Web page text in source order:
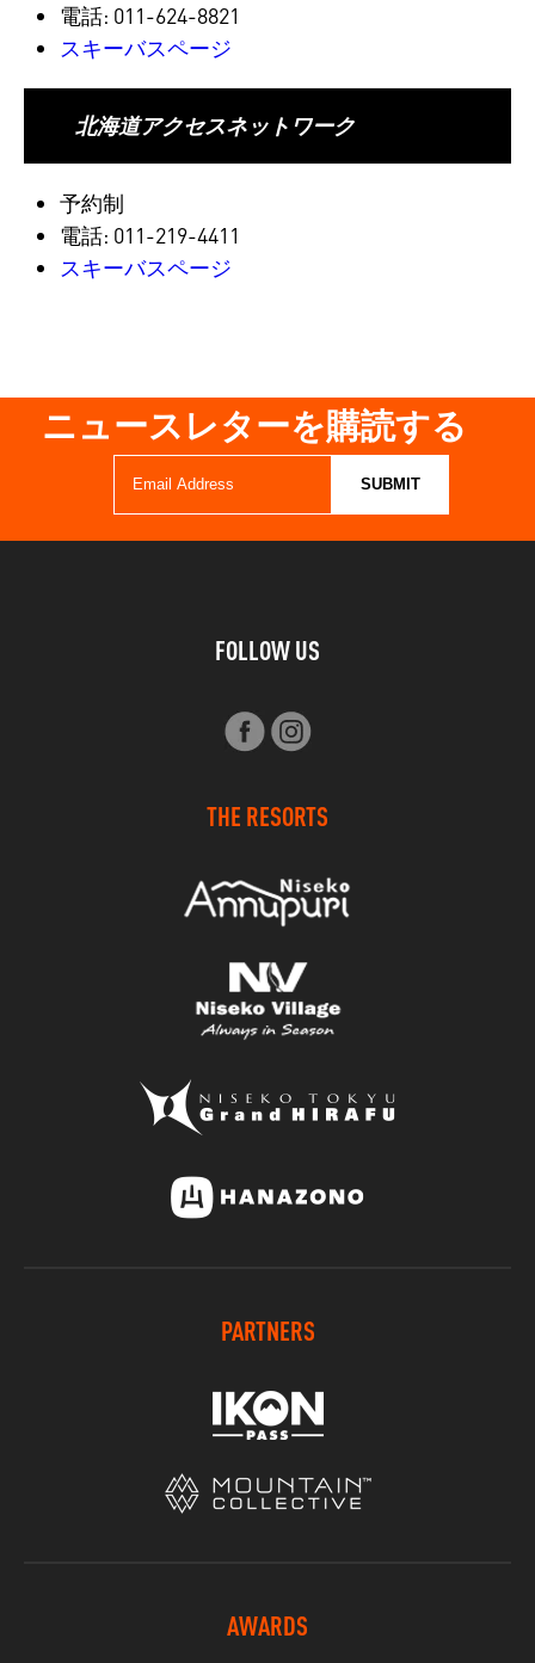
電話: 011-624-8821
スキーバスページ
北海道アクセスネットワーク
予約制
電話: 011-219-4411
スキーバスページ
ニュースレターを購読する
FOLLOW US
THE RESORTS
PARTNERS
AWARDS